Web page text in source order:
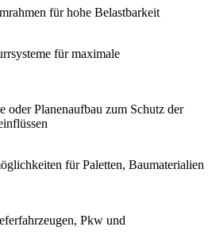
für hohe Belastbarkeit
für maximale
oder Planenaufbau zum Schutz der
für Paletten, Baumaterialien
Pkw und